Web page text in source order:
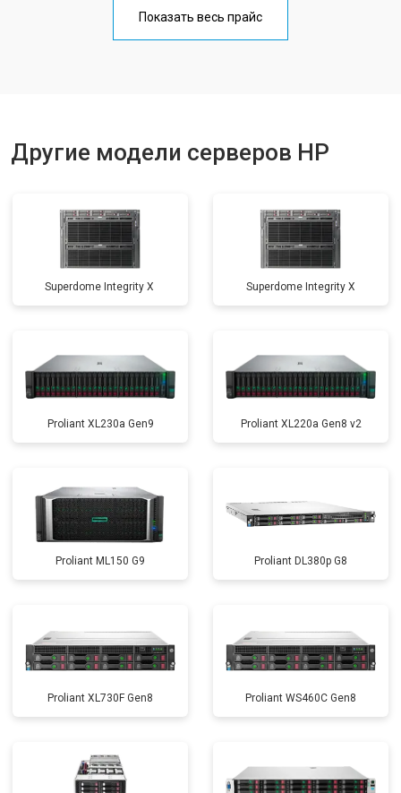
Показать весь прайс
Другие модели серверов HP
Superdome Integrity Х Superdome Integrity Х
Proliant XL230a Gen9 Proliant XL220a Gen8 v2
Proliant ML150 G9 Proliant DL380p G8
Proliant XL730F Gen8 Proliant WS460C Gen8